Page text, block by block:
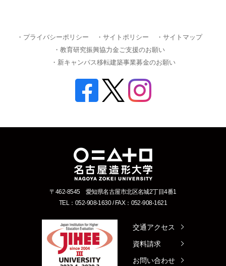
・プライバシーポリシー ・サイトポリシー
・サイトマップ
・教育研究振興協力金ご支援のお願い
・新キャンパス移転建築事業募金のお願い
〒462-8545 愛知県名古屋市北区名城2丁目4番1
TEL：052-908-1630 / FAX：052-908-1621
交通アクセス
資料請求
お問い合わせ